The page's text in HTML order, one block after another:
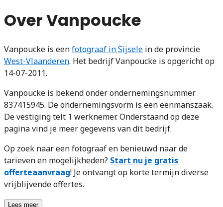
Over Vanpoucke
Vanpoucke is eenfotograaf in Sijsele in de provincie
West-Vlaanderen. Het bedrijf Vanpoucke is opgericht op
14-07-2011.
Vanpoucke is bekend onder ondernemingsnummer
837415945. De ondernemingsvorm is een eenmanszaak.
De vestiging telt 1 werknemer. Onderstaand op deze
pagina vind je meer gegevens van dit bedrijf.
Op zoek naar een fotograaf en benieuwd naar de
tarieven en mogelijkheden? Start nu je gratis
offerteaanvraag! Je ontvangt op korte termijn diverse
vrijblijvende offertes.
Lees meer